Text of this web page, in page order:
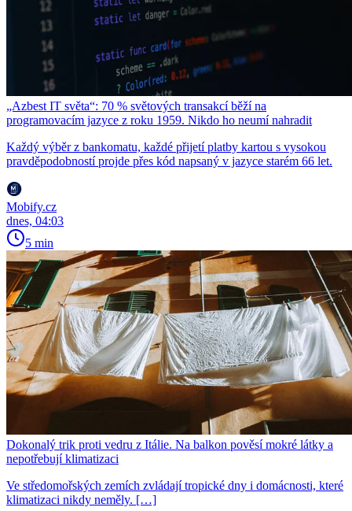
„Azbest IT světa“: 70 % světových transakcí běží na
programovacím jazyce z roku 1959. Nikdo ho neumí nahradit
Každý výběr z bankomatu, každé přijetí platby kartou s vysokou
pravděpodobností projde přes kód napsaný v jazyce starém 66 let.
Mobify.cz
dnes, 04:03
5 min
Dokonalý trik proti vedru z Itálie. Na balkon pověsí mokré látky a
nepotřebují klimatizaci
Ve středomořských zemích zvládají tropické dny i domácnosti, které
klimatizaci nikdy neměly. […]